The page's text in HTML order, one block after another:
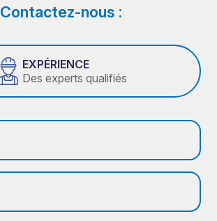
Contactez-nous :
EXPÉRIENCE
Des experts qualifiés